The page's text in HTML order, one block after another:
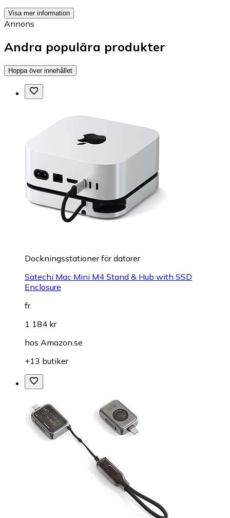
Visa mer information
Annons
Andra populära produkter
Hoppa över innehållet
Dockningsstationer för datorer
Satechi Mac Mini M4 Stand & Hub with SSD
Enclosure
fr.
1 184 kr
hos Amazon.se
+13 butiker